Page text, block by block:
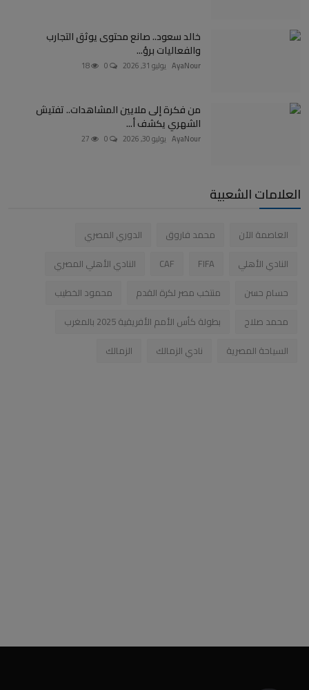
خالد سعود.. صانع محتوى يوثق التجارب
والفعاليات برؤ...
AyaNour يوليو 31, 2026
من فكرة إلى ملايين المشاهدات.. تفتيش
الشهري يكشف أ...
AyaNour يوليو 30, 2026
العلامات الشعبية
العاصمة الآن محمد فاروق
الدوري المصري
النادي الأهلي
FIFA
CAF
النادي الأهلي المصري
حسام حسن
منتخب مصر لكرة القدم
محمود الخطيب
محمد صلاح
بطولة كأس الأمم الأفريقية 2025 بالمغرب
السياحة المصرية
نادي الزمالك الزمالك